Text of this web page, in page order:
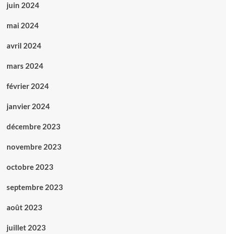
juin 2024
mai 2024
avril 2024
mars 2024
février 2024
janvier 2024
décembre 2023
novembre 2023
octobre 2023
septembre 2023
août 2023
juillet 2023